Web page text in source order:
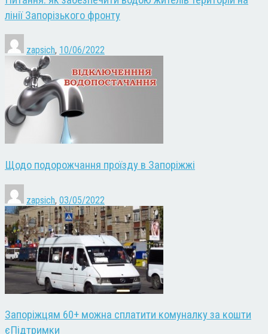
лінії Запорізького фронту
zapsich, 10/06/2022
Щодо подорожчання проїзду в Запоріжжі
zapsich, 03/05/2022
Запоріжцям 60+ можна сплатити комуналку за кошти
єПідтримки